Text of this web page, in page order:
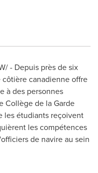
- Depuis près de six
canadienne offre
à des personnes
Collège de la Garde
les étudiants reçoivent
les compétences
de navire au sein